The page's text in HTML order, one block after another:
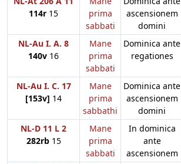
114r 15
prima
sabbati
ascensionem
domini
NL-Au I. A. 8
140v 16
Mane
prima
sabbati
Dominica ante
regationes
NL-Au I. C. 17
[153v] 14
Mane
prima
sabbathi
Dominica ante
ascensionem
domini
NL-D 11 L 2
282rb15
Mane
prima
sabbati
In dominica
ante
ascensionem